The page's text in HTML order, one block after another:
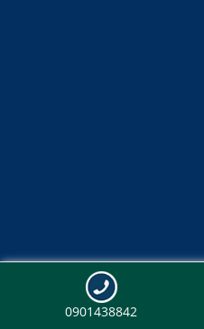
0901438842